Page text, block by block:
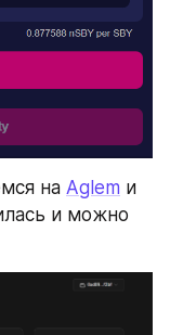
на Aglem и
и можно